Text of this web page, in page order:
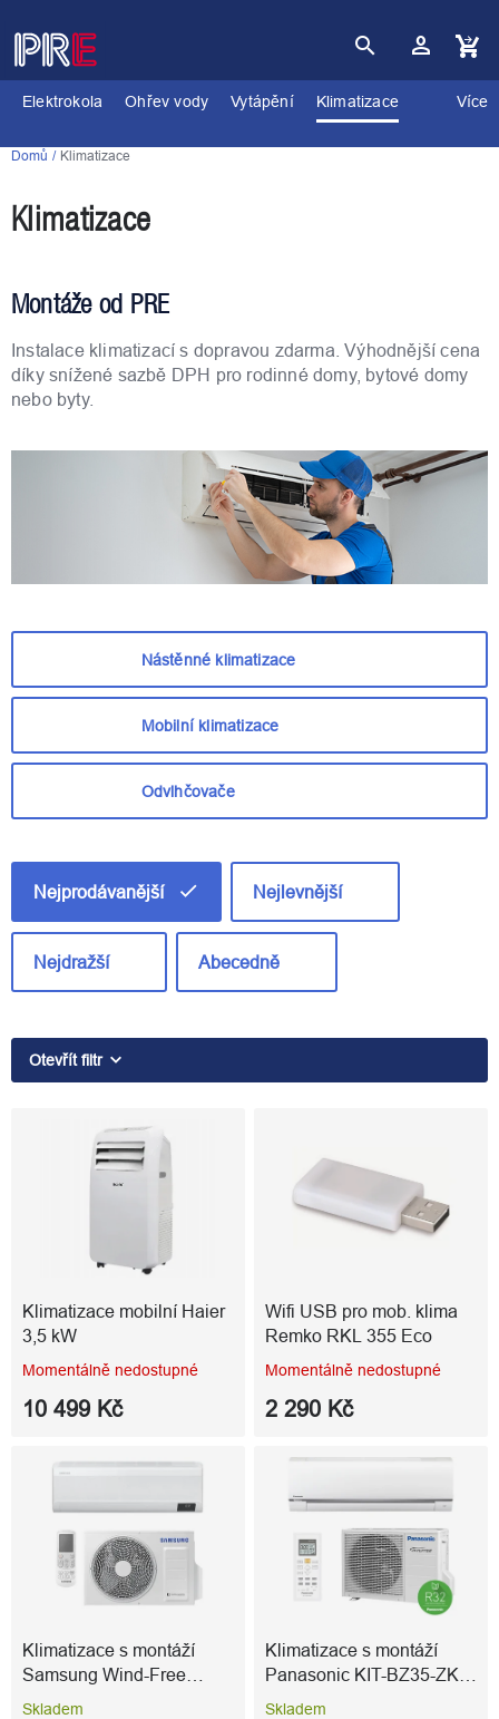
na
obsah
Nákupní
košík
Elektrokola
Ohřev vody Vytápění Klimatizace Více
Domů Klimatizace
Klimatizace
Montáže od PRE
Instalace klimatizací s dopravou zdarma. Výhodnější cena
díky snížené sazbě DPH pro rodinné domy, bytové domy
nebo byty.
Nástěnné klimatizace
Mobilní klimatizace
Odvlhčovače
Ř
e
d
Nejprodávanější Nejlevnější
Nejdražší Abecedně
Otevřít filtr
Klimatizace mobilní Haier
3,5 kW
Momentálně nedostupné
10 499 Kč
Wifi USB pro mob. klima
Remko RKL 355 Eco
Momentálně nedostupné
2 290 Kč
Klimatizace s montáží
Samsung Wind-Free
COMFORT 2 + 1 2,5 kW +
Skladem
Klimatizace s montáží
Panasonic KIT-BZ35-ZKE
3,5 kW
Skladem